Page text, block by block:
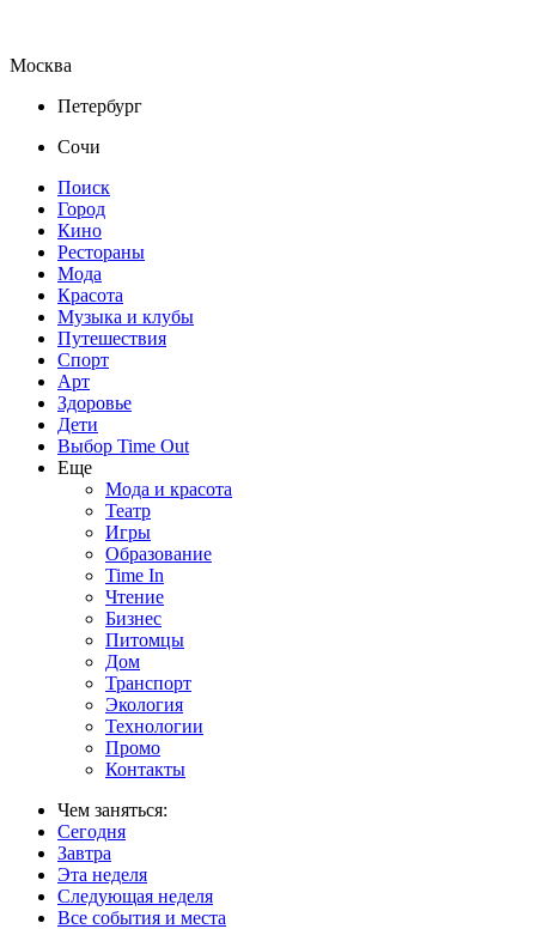
Москва
Петербург
Сочи
Поиск
Город
Кино
Рестораны
Мода
Красота
Музыка и клубы
Путешествия
Спорт
Арт
Здоровье
Дети
Выбор Time Out
Еще
Мода и красота
Театр
Игры
Образование
Time In
Чтение
Бизнес
Питомцы
Дом
Транспорт
Экология
Технологии
Промо
Контакты
Чем заняться:
Сегодня
Завтра
Эта неделя
Следующая неделя
Все события и места